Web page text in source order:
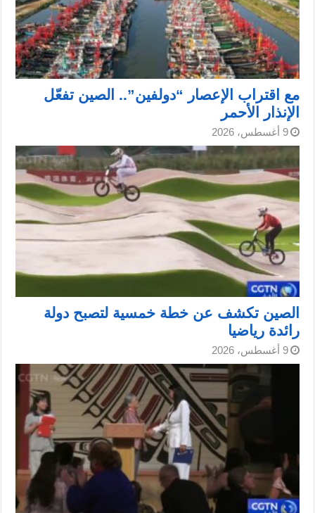
مع اقتراب الإعصار “دولفين”.. الصين تفعّل
الإنذار الأحمر
9 أغسطس، 2026
الصين تكشف عن خطة خمسية لتصبح دولة
رائدة رياضيا
9 أغسطس، 2026